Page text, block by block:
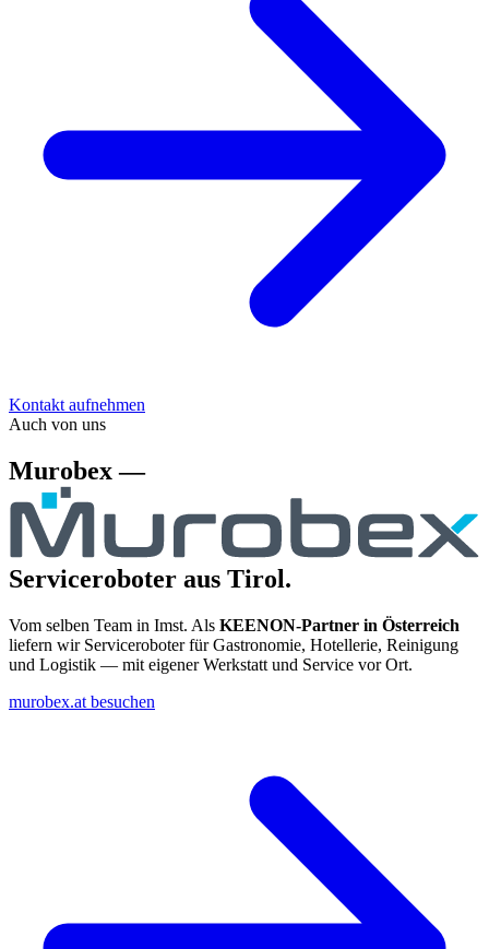
Kontakt aufnehmen
Auch von uns
Murobex —
Serviceroboter aus Tirol.
Vom selben Team in Imst. Als KEENON-Partner in Österreich
liefern wir Serviceroboter für Gastronomie, Hotellerie, Reinigung
und Logistik — mit eigener Werkstatt und Service vor Ort.
murobex.at besuchen